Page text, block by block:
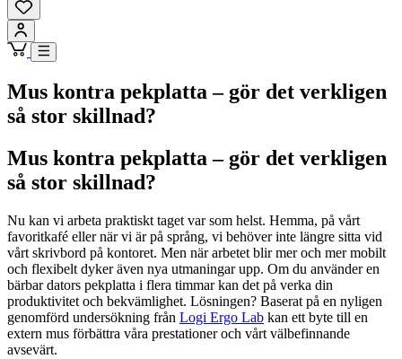
Mus kontra pekplatta – gör det verkligen
så stor skillnad?
Mus kontra pekplatta – gör det verkligen
så stor skillnad?
Nu kan vi arbeta praktiskt taget var som helst. Hemma, på vårt
favoritkafé eller när vi är på språng, vi behöver inte längre sitta vid
vårt skrivbord på kontoret. Men när arbetet blir mer och mer mobilt
och flexibelt dyker även nya utmaningar upp. Om du använder en
bärbar dators pekplatta i flera timmar kan det på verka din
produktivitet och bekvämlighet. Lösningen? Baserat på en nyligen
genomförd undersökning från Logi Ergo Lab kan ett byte till en
extern mus förbättra våra prestationer och vårt välbefinnande
avsevärt.